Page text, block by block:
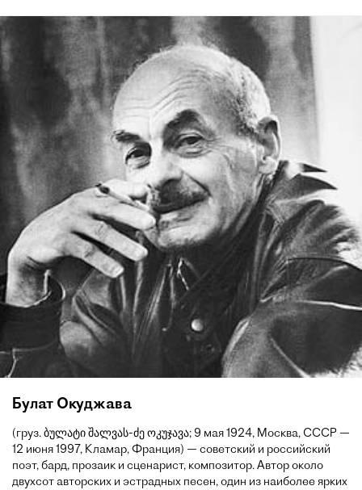
Булат Окуджава
(груз. ბულატი შალვას-ძე ოკუჯავა; 9 мая 1924, Москва, СССР —
12 июня 1997, Кламар, Франция) — советский и российский
поэт, бард, прозаик и сценарист, композитор. Автор около
двухсот авторских и эстрадных песен, один из наиболее ярких